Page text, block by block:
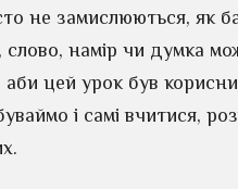
не замислюються, як
намір чи думка
цей урок був
і самі вчитися,